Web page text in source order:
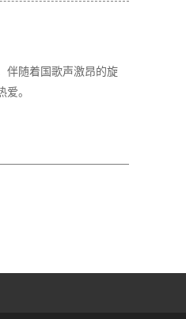
伴随着国歌声激昂的旋
。